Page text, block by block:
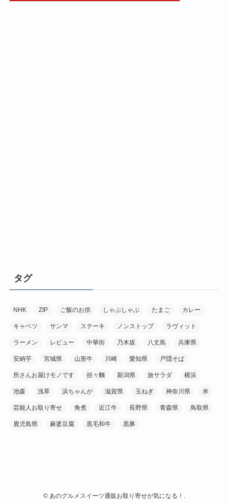
タグ
NHK ZIP ご飯のお供 しゃぶしゃぶ たまご カレー
キャベツ サンマ ステーキ ノンストップ ラヴィット
ラーメン レビュー 中華街 乃木坂 八丈島 兵庫県
安納芋 宮城県 山形牛 川崎 愛知県 戸隠そば
所さんお届けモノです 担々麵 新潟県 旅サラダ 横浜
池森 浅草 浜ちゃんが 滋賀県 玉ねぎ 神奈川県 米
芸能人お取り寄せ 角煮 近江牛 長野県 青森県 鳥取県
鹿児島県 麻婆豆腐 黒毛和牛 黒豚
©あのグルメスイーツ通販お取り寄せが気になる！.